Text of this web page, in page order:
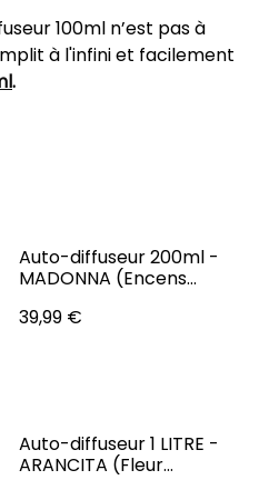
100ml n’est pas à
à l'infini et facilement
.
Auto-diffuseur 200ml -
MADONNA (Encens
39,99 €
Auto-diffuseur 1 LITRE -
ARANCITA (Fleur